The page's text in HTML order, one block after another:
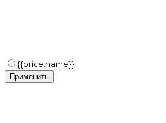
{{price.name}}
Применить